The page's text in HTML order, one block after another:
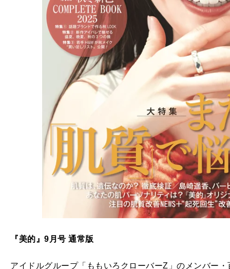
『美的』9月号 通常版
アイドルグループ「ももいろクローバーZ」のメンバー